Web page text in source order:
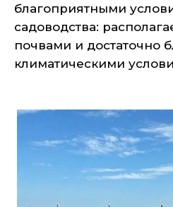
благоприятными
садоводства:
почвами и достаточно
климатическими